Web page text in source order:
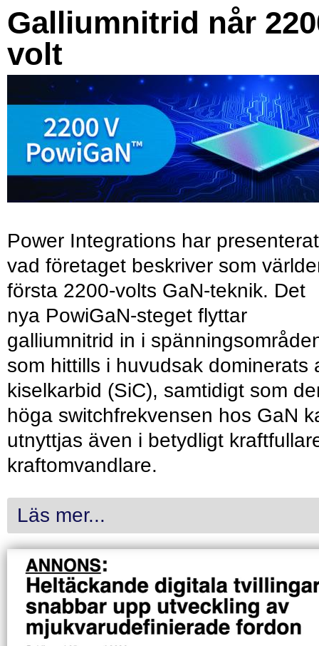
Galliumnitrid når
volt
Power Integrations har presenterat
vad företaget beskriver som
första 2200-volts GaN-teknik. Det
nya PowiGaN-steget flyttar
galliumnitrid in i
som hittills i huvudsak dominerats
kiselkarbid (SiC), samtidigt som
höga switchfrekvensen hos GaN
utnyttjas även i betydligt
kraftomvandlare.
Läs mer...